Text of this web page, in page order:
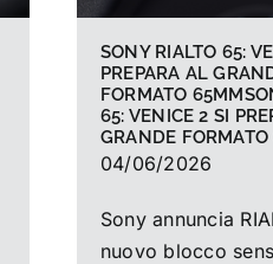
SONY RIALTO 65:
PREPARA AL
FORMATO
65: VENICE 2 SI
GRANDE
04/06/2026
Sony annuncia
nuovo blocco